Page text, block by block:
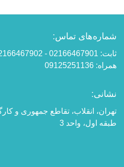
شماره‌های تماس:
ثابت: 02166467901 - 02166467902
همراه: 09125251136
نشانی:
طبقه اول، واحد 3